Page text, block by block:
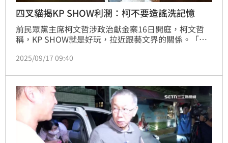
四叉貓揭KP SHOW利潤：柯不要造謠洗記憶
前民眾黨主席柯文哲涉政治獻金案16日開庭，柯文哲
稱，KP SHOW就是好玩，拉近跟藝文界的關係。「結
餘款裡面，請問這世界上誰可以用那筆錢？答案是柯文
要造謠洗記憶！柯文哲演唱會（KP SHOW），整個民
眾黨都宣稱這就是政治獻金募款活動，募了政治獻金故
意不入帳，現在才在喊這不是侵占，笑死！
2025/09/17 09:40